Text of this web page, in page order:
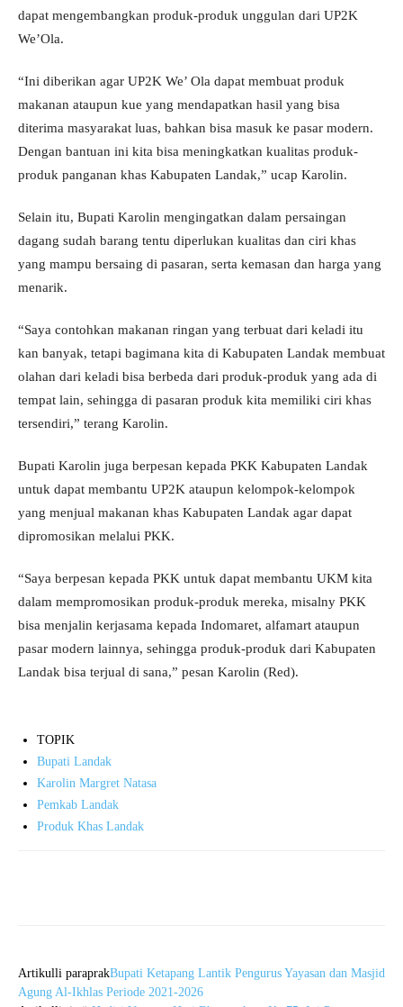
dapat mengembangkan produk-produk unggulan dari UP2K
We’Ola.
“Ini diberikan agar UP2K We’ Ola dapat membuat produk
makanan ataupun kue yang mendapatkan hasil yang bisa
diterima masyarakat luas, bahkan bisa masuk ke pasar modern.
Dengan bantuan ini kita bisa meningkatkan kualitas produk-
produk panganan khas Kabupaten Landak,” ucap Karolin.
Selain itu, Bupati Karolin mengingatkan dalam persaingan
dagang sudah barang tentu diperlukan kualitas dan ciri khas
yang mampu bersaing di pasaran, serta kemasan dan harga yang
menarik.
“Saya contohkan makanan ringan yang terbuat dari keladi itu
kan banyak, tetapi bagimana kita di Kabupaten Landak membuat
olahan dari keladi bisa berbeda dari produk-produk yang ada di
tempat lain, sehingga di pasaran produk kita memiliki ciri khas
tersendiri,” terang Karolin.
Bupati Karolin juga berpesan kepada PKK Kabupaten Landak
untuk dapat membantu UP2K ataupun kelompok-kelompok
yang menjual makanan khas Kabupaten Landak agar dapat
dipromosikan melalui PKK.
“Saya berpesan kepada PKK untuk dapat membantu UKM kita
dalam mempromosikan produk-produk mereka, misalny PKK
bisa menjalin kerjasama kepada Indomaret, alfamart ataupun
pasar modern lainnya, sehingga produk-produk dari Kabupaten
Landak bisa terjual di sana,” pesan Karolin (Red).
TOPIK
Bupati Landak
Karolin Margret Natasa
Pemkab Landak
Produk Khas Landak
Artikulli paraprakBupati Ketapang Lantik Pengurus Yayasan dan Masjid
Agung Al-Ikhlas Periode 2021-2026